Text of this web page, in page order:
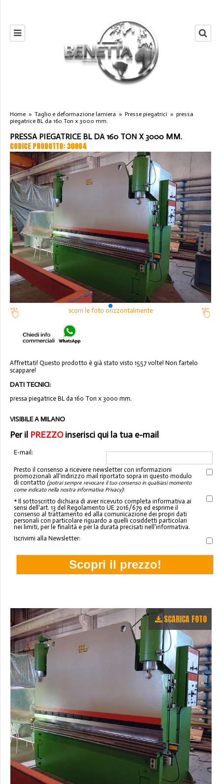
Home » Taglio e deformazione lamiera » Presse piegatrici » pressa
piegatrice BL da 160 Ton x 3000 mm.
PRESSA PIEGATRICE BL DA 160 TON X 3000 MM.
CODICE PRODOTTO: 30864
scorri le foto orizzontalmente
Affrettati! Questo prodotto è già stato visto 1557 volte! Non fartelo
scappare!
DATI TECNICI:
pressa piegatrice BL da 160 Ton x 3000 mm.
VISIBILE A MILANO
Per il PREZZOinserisci qui la tua e-mail
E-mail:
Presto il consenso a ricevere newsletter con informazioni
promozionali all'indirizzo mail riportato sopra in questo modulo
di contatto (potrai sempre revocare il tuo consenso in qualsiasi momento
come indicato nella nostra informativa Privacy):
* Il sottoscritto dichiara di aver ricevuto completa informativa ai
sensi dell'art. 13 del Regolamento UE 2016/679 ed esprime il
consenso al trattamento ed alla comunicazione dei propri dati
personali con particolare riguardo a quelli cosiddetti particolari
nei limiti, per le finalità e per la durata precisati nell'informativa.
Iscrivimi alla Newsletter:
SCARICA FOTO